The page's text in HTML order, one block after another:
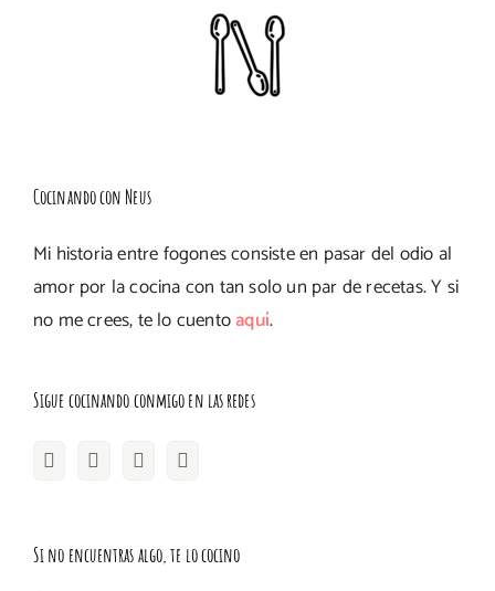
Cocinando con Neus
Mi historia entre fogones consiste en pasar del odio al
amor por la cocina con tan solo un par de recetas. Y si
no me crees, te lo cuentoaquí.
Sigue cocinando conmigo en las redes
Si no encuentras algo, te lo cocino